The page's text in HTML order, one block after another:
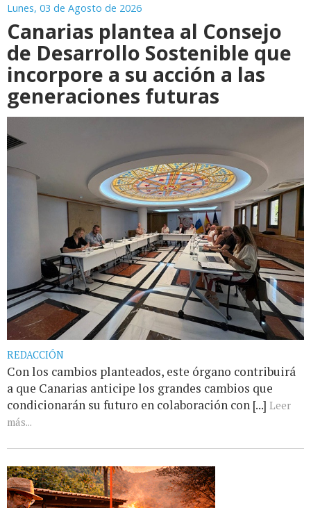
Lunes, 03 de Agosto de 2026
Canarias plantea al Consejo
de Desarrollo Sostenible que
incorpore a su acción a las
generaciones futuras
REDACCIÓN
Con los cambios planteados, este órgano contribuirá
a que Canarias anticipe los grandes cambios que
condicionarán su futuro en colaboración con [...] Leer
más...